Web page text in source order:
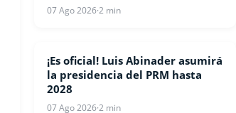
07 Ago 2026·2 min
NACIONALES
¡Es oficial! Luis Abinader asumirá
la presidencia del PRM hasta
2028
07 Ago 2026·2 min